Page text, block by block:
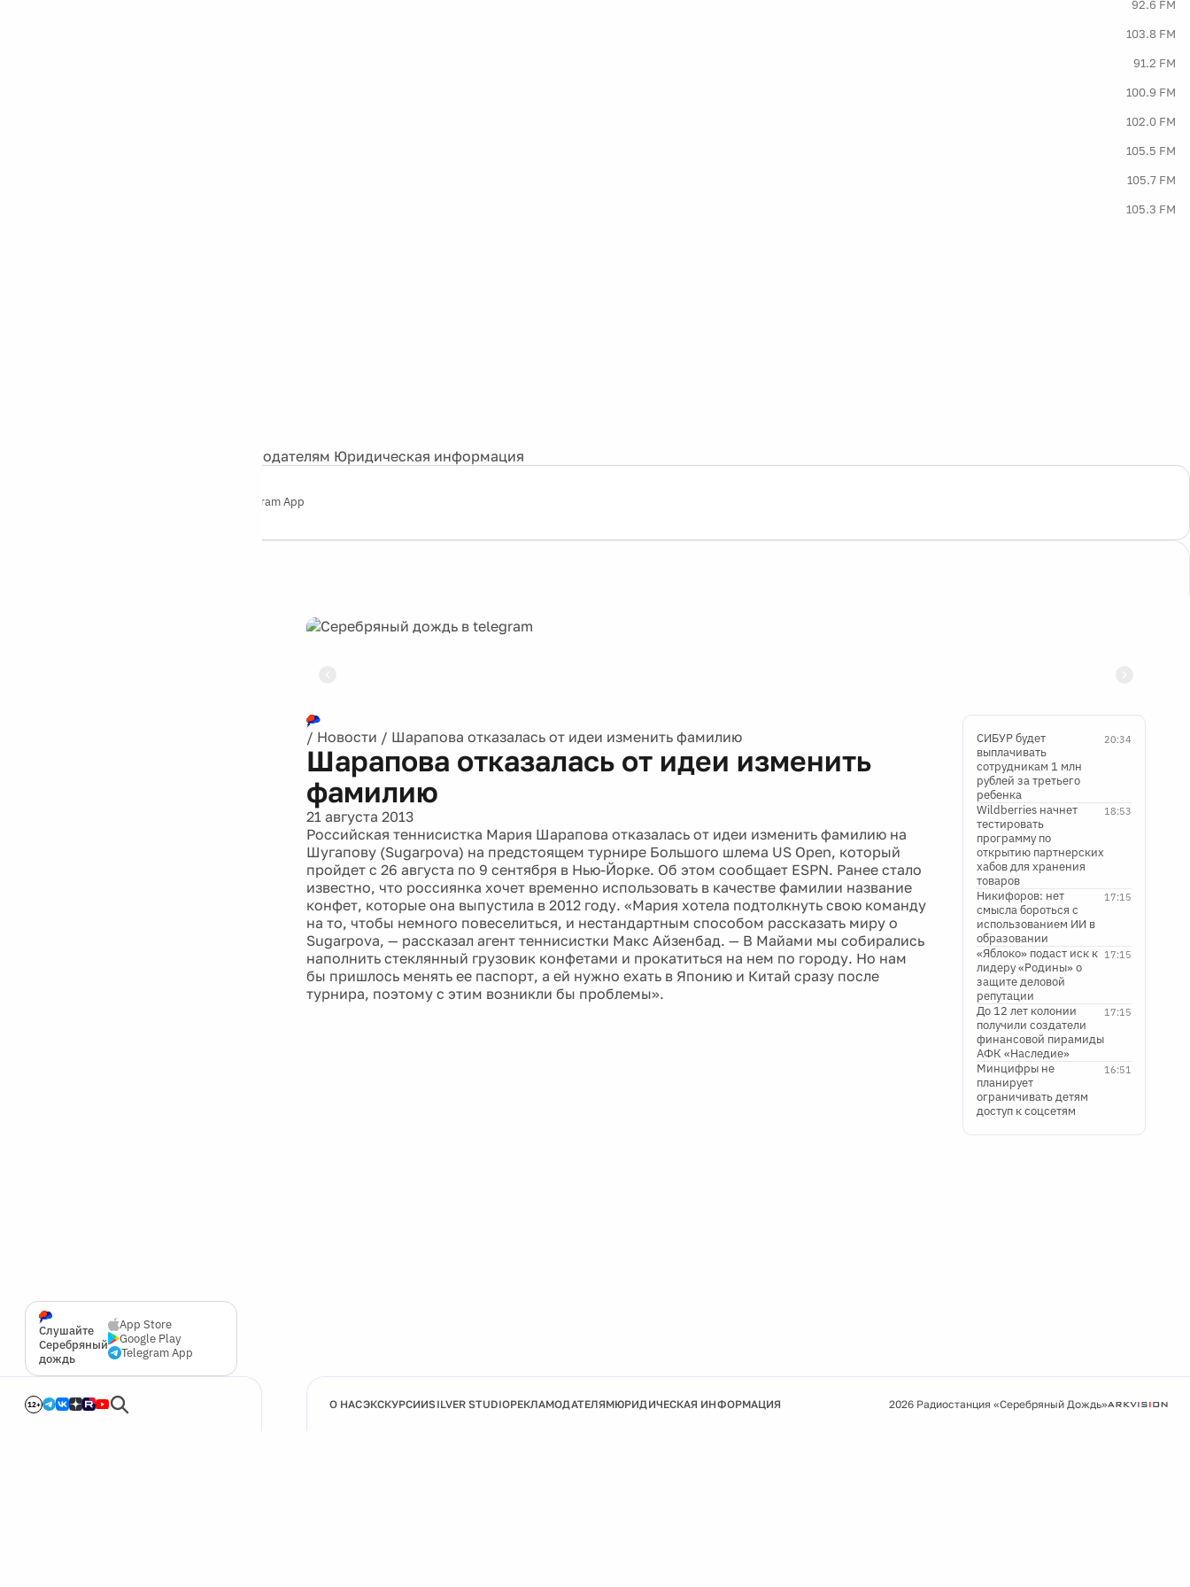
92.6 FM
103.8 FM
91.2 FM
100.9 FM
102.0 FM
105.5 FM
105.7 FM
105.3 FM
Рекламодателям Юридическая информация
Telegram App
Слушайте
Серебряный
дождь
App Store
Google Play
Telegram App
12+
/ Новости / Шарапова отказалась от идеи изменить фамилию
Шарапова отказалась от идеи изменить
фамилию
21 августа 2013
Российская теннисистка Мария Шарапова отказалась от идеи изменить фамилию на
Шугапову (Sugarpova) на предстоящем турнире Большого шлема US Open, который
пройдет с 26 августа по 9 сентября в Нью-Йорке. Об этом сообщает ESPN. Ранее стало
известно, что россиянка хочет временно использовать в качестве фамилии название
конфет, которые она выпустила в 2012 году. «Мария хотела подтолкнуть свою команду
на то, чтобы немного повеселиться, и нестандартным способом рассказать миру о
Sugarpova, — рассказал агент теннисистки Макс Айзенбад. — В Майами мы собирались
наполнить стеклянный грузовик конфетами и прокатиться на нем по городу. Но нам
бы пришлось менять ее паспорт, а ей нужно ехать в Японию и Китай сразу после
турнира, поэтому с этим возникли бы проблемы».
20:34
СИБУР будет
выплачивать
сотрудникам 1 млн
рублей за третьего
ребенка
18:53
Wildberries начнет
тестировать
программу по
открытию партнерских
хабов для хранения
товаров
17:15
Никифоров: нет
смысла бороться с
использованием ИИ в
образовании
17:15
«Яблоко» подаст иск к
лидеру «Родины» о
защите деловой
репутации
17:15
До 12 лет колонии
получили создатели
финансовой пирамиды
АФК «Наследие»
16:51
Минцифры не
планирует
ограничивать детям
доступ к соцсетям
О НАСЭКСКУРСИИSILVER STUDIOРЕКЛАМОДАТЕЛЯМЮРИДИЧЕСКАЯ ИНФОРМАЦИЯ 2026 Радиостанция «Серебряный Дождь»